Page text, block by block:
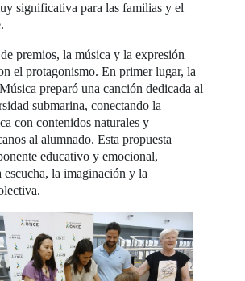
significativa para las familias y el
premios, la música y la expresión
el protagonismo. En primer lugar, la
preparó una canción dedicada al
submarina, conectando la
con contenidos naturales y
al alumnado. Esta propuesta
educativo y emocional,
escucha, la imaginación y la